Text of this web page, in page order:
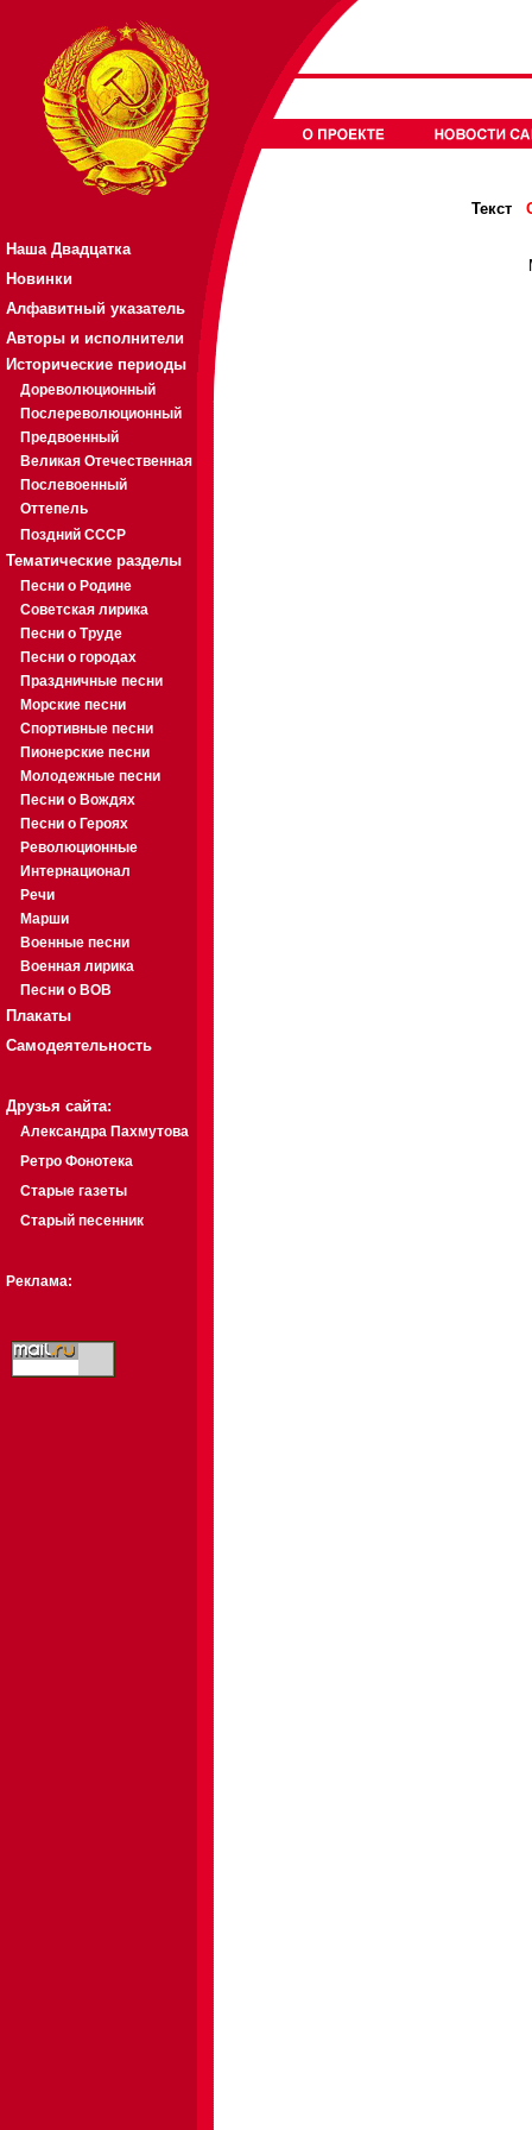
Наша Двадцатка
Новинки
Алфавитный указатель
Авторы и исполнители
Исторические периоды
Дореволюционный
Послереволюционный
Предвоенный
Великая Отечественная
Послевоенный
Оттепель
Поздний СССР
Тематические разделы
Песни о Родине
Советская лирика
Песни о Труде
Песни о городах
Праздничные песни
Морские песни
Спортивные песни
Пионерские песни
Молодежные песни
Песни о Вождях
Песни о Героях
Революционные
Интернационал
Речи
Марши
Военные песни
Военная лирика
Песни о ВОВ
Плакаты
Самодеятельность
Друзья сайта:
Александра Пахмутова
Ретро Фонотека
Старые газеты
Старый песенник
Реклама:
Текст